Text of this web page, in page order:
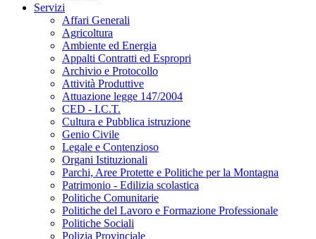
Servizi
Affari Generali
Agricoltura
Ambiente ed Energia
Appalti Contratti ed Espropri
Archivio e Protocollo
Attività Produttive
Attuazione legge 147/2004
CED - I.C.T.
Cultura e Pubblica istruzione
Genio Civile
Legale e Contenzioso
Organi Istituzionali
Parchi, Aree Protette e Politiche per la Montagna
Patrimonio - Edilizia scolastica
Politiche Comunitarie
Politiche del Lavoro e Formazione Professionale
Politiche Sociali
Polizia Provinciale